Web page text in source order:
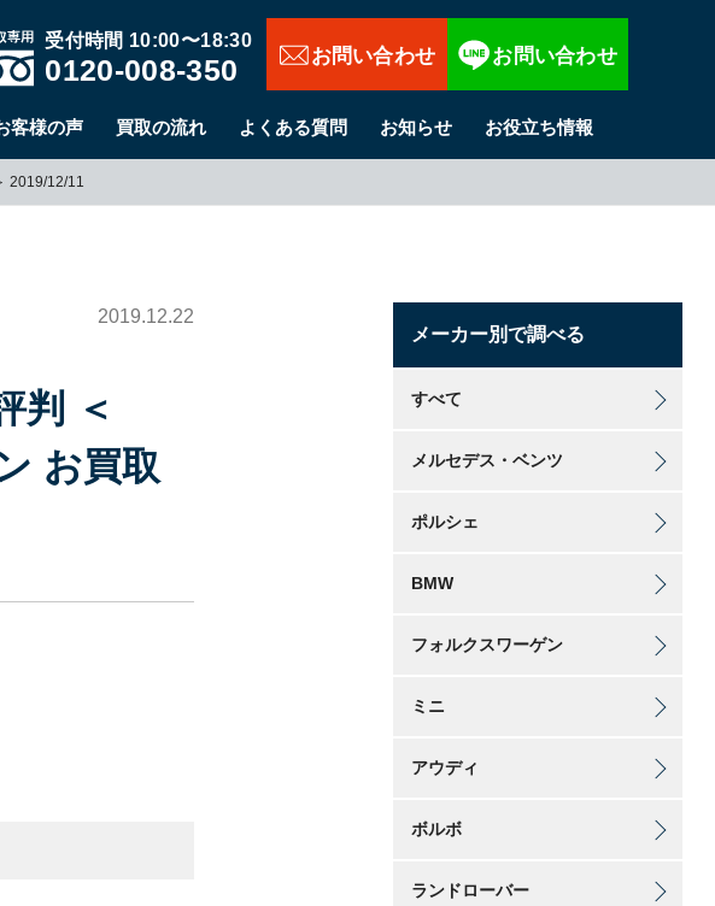
受付時間 10:00〜18:30
0120-008-350
客様の声 買取の流れ よくある質問 お知らせ お役立ち情報
2019/12/11
2019.12.22
判 ＜
お買取
メーカー別で調べる
すべて
メルセデス・ベンツ
ポルシェ
BMW
フォルクスワーゲン
ミニ
アウディ
ボルボ
ランドローバー